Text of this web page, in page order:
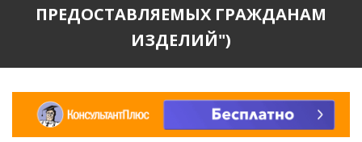
ПРЕДОСТАВЛЯЕМЫХ ГРАЖДАНАМ
ИЗДЕЛИЙ")